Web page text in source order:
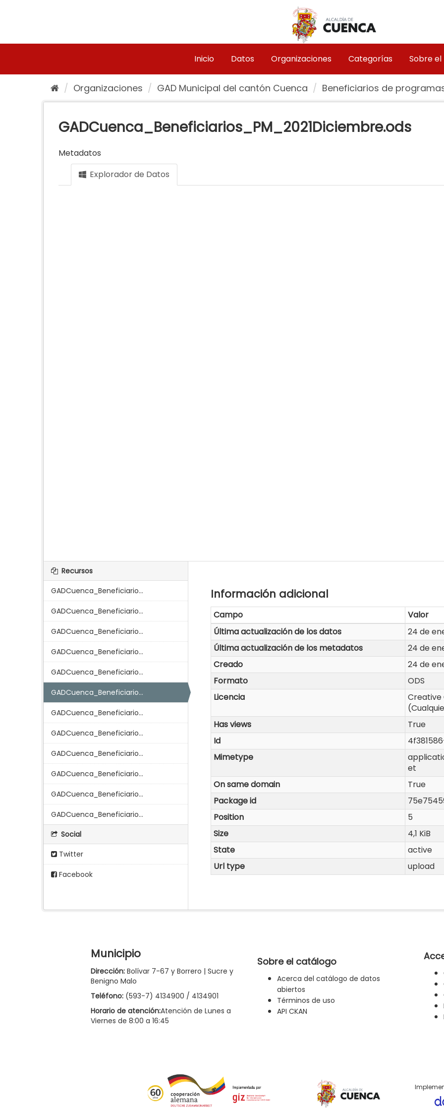
Inicio Datos Organizaciones Categorías Sobre
Organizaciones GAD Municipal del cantón Cuenca Beneficiarios de
GADCuenca_Beneficiarios_PM_2021Diciembre.ods
Metadatos
Explorador de Datos
Recursos
GADCuenca_Beneficiario...
GADCuenca_Beneficiario...
GADCuenca_Beneficiario...
GADCuenca_Beneficiario...
GADCuenca_Beneficiario...
GADCuenca_Beneficiario...
GADCuenca_Beneficiario...
GADCuenca_Beneficiario...
GADCuenca_Beneficiario...
GADCuenca_Beneficiario...
GADCuenca_Beneficiario...
GADCuenca_Beneficiario...
Social
Twitter
Facebook
Información adicional
Campo
Valor
Última actualización de los datos
24 de
Última actualización de los metadatos
24 de
Creado
24 de
Formato
ODS
Licencia
Creative
Has views
True
Id
Mimetype
et
On same domain
True
Package id
Position
5
Size
4,1 KiB
State
active
Url type
upload
Municipio
Dirección: Bolívar 7-67 y Borrero | Sucre y
Benigno Malo
Teléfono: (593-7) 4134900 / 4134901
Horario de atención:Atención de Lunes a
Viernes de 8:00 a 16:45
Sobre el catálogo
Acerca del catálogo de datos
abiertos
Términos de uso
API CKAN